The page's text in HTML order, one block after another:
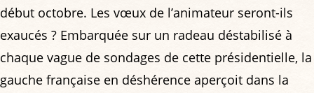
début octobre. Les vœux de l’animateur seront-ils
exaucés ? Embarquée sur un radeau déstabilisé à
chaque vague de sondages de cette présidentielle, la
gauche française en déshérence aperçoit dans la